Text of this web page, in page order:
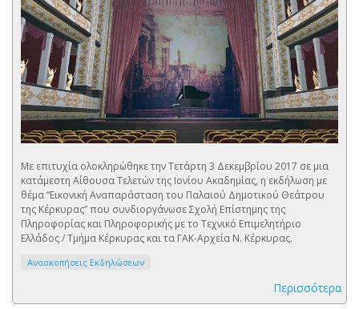
Με επιτυχία ολοκληρώθηκε την Τετάρτη 3 Δεκεμβρίου 2017 σε μια
κατάμεστη Αίθουσα Τελετών της Ιονίου Ακαδημίας, η εκδήλωση με
θέμα “Εικονική Αναπαράσταση του Παλαιού Δημοτικού Θεάτρου
της Κέρκυρας” που συνδιοργάνωσε Σχολή Επίστημης της
Πληροφορίας και Πληροφορικής με το Τεχνικό Επιμελητήριο
Ελλάδος / Τμήμα Κέρκυρας και τα ΓΑΚ-Αρχεία Ν. Κέρκυρας.
Ανασκοπήσεις Εκδηλώσεων
Περισσότερα